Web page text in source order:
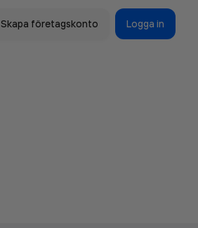
Skapa företagskonto Logga in